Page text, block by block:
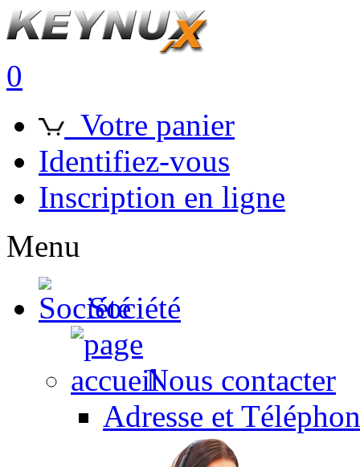
0
Votre panier
Identifiez-vous
Inscription en ligne
Menu
Société
Nous contacter
Adresse et